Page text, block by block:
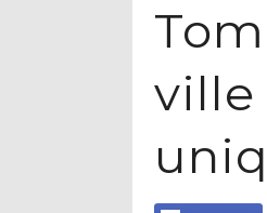
ville